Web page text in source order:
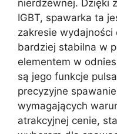
nierdzewnej. Dzięki
IGBT, spawarka ta
zakresie wydajności
bardziej stabilna w
elementem w
są jego funkcje
precyzyjne
wymagających
atrakcyjnej cenie,